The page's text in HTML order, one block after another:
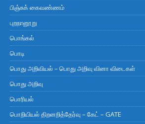
பிஞ்சுக் கைவண்ணம்
புறநானூறு
பொங்கல்
பொடி
பொது அறிவியல் – பொது அறிவு வினா விடைகள்
பொது அறிவு
பொரியல்
பொறியியல் திறனறித்தேர்வு – கேட் – GATE